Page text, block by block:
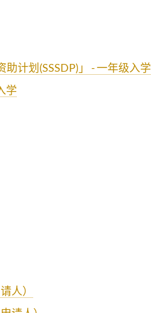
计划(SSSDP)」 - 一年级入学
学
人）